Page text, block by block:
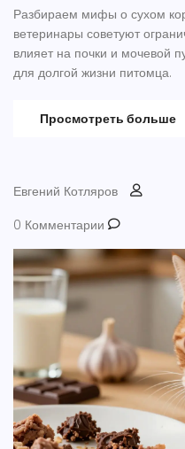
Разбираем мифы о сухом
ветеринары советуют
влияет на почки и мочевой
для долгой жизни питомца.
Просмотреть больше
Евгений Котляров
0 Комментарии